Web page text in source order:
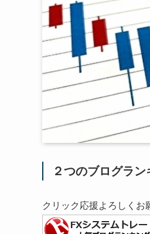
２つのブログラン
クリック応援よろしくお